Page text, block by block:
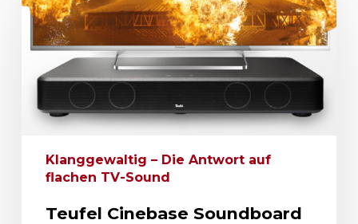
Klanggewaltig – Die Antwort auf
flachen TV-Sound
Teufel Cinebase Soundboard